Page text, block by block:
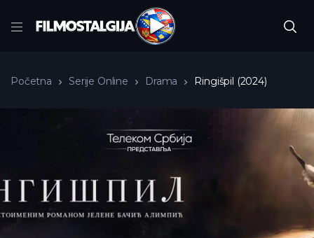
Početna Serije Online Drama Ringišpil (2024)